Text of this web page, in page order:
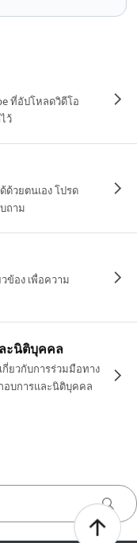
ที่อัปโหลดวิดีโอ
ว้
วยตนเอง โปรด
ถาม
ข้อง เพื่อความ
ะนิติบุคคล
กี่ยวกับการร่วมมือทาง
อบการและนิติบุคคล